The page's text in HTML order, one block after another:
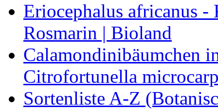
Eriocephalus africanus
Rosmarin | Bioland
Calamondinibäumchen
Citrofortunella
Sortenliste A-Z